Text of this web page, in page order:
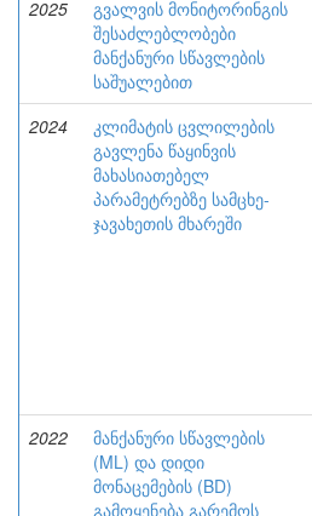
2025
გვალვის მონიტორინგის
შესაძლებლობები
მანქანური სწავლების
საშუალებით
2024
კლიმატის ცვლილების
გავლენა წაყინვის
მახასიათებელ
პარამეტრებზე სამცხე-
ჯავახეთის მხარეში
2022
მანქანური სწავლების
(ML) და დიდი
მონაცემების (BD)
გამოყენება გარემოს